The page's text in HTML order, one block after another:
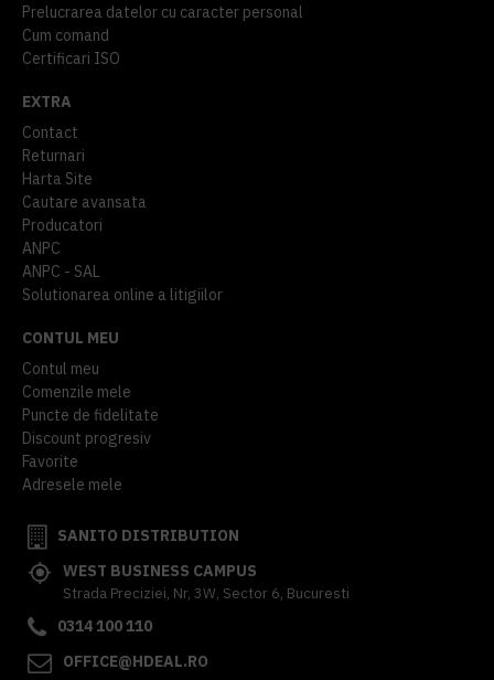
Prelucrarea datelor cu caracter personal
Cum comand
Certificari ISO
EXTRA
Contact
Returnari
Harta Site
Cautare avansata
Producatori
ANPC
ANPC - SAL
Solutionarea online a litigiilor
CONTUL MEU
Contul meu
Comenzile mele
Puncte de fidelitate
Discount progresiv
Favorite
Adresele mele
SANITO DISTRIBUTION
WEST BUSINESS CAMPUS
Strada Preciziei, Nr, 3W, Sector 6, Bucuresti
0314 100 110
OFFICE@HDEAL.RO